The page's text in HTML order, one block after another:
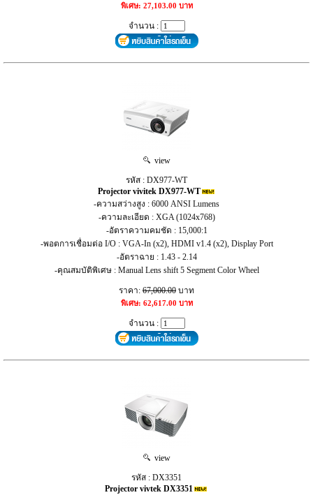
พิเศษ: 27,103.00 บาท
จำนวน :
view
รหัส : DX977-WT
Projector vivitek DX977-WT
-ความสว่างสูง : 6000 ANSI Lumens
-ความละเอียด : XGA (1024x768)
-อัตราความคมชัด : 15,000:1
-พอตการเชื่อมต่อ I/O : VGA-In (x2), HDMI v1.4 (x2), Display Port
-อัตราฉาย : 1.43 - 2.14
-คุณสมบัติพิเศษ : Manual Lens shift 5 Segment Color Wheel
ราคา: 67,000.00 บาท
พิเศษ: 62,617.00 บาท
จำนวน :
view
รหัส : DX3351
Projector vivtek DX3351